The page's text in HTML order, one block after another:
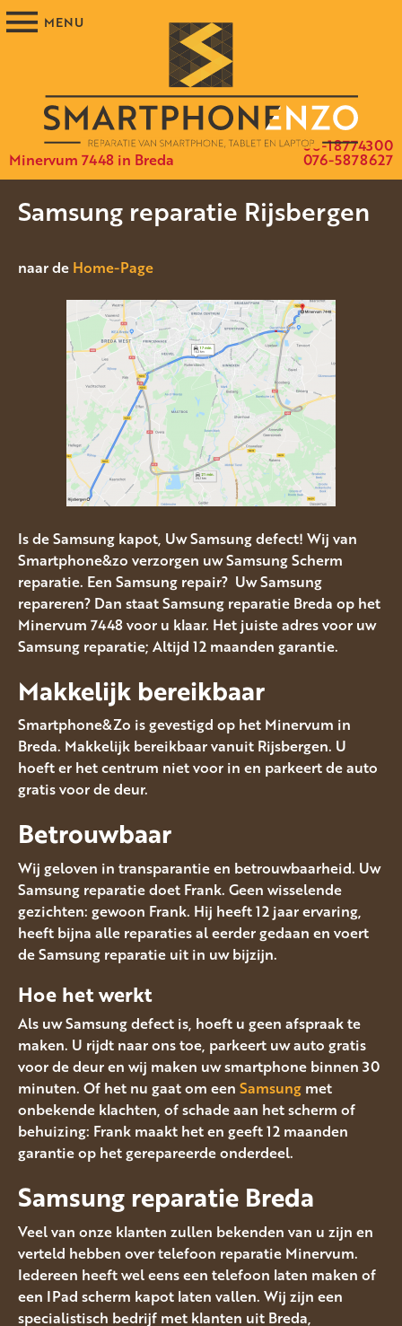
Minervum 7448 in Breda 076-5878627
06-18774300
Samsung reparatie Rijsbergen
naar de Home-Page
Is de Samsung kapot, Uw Samsung defect! Wij van
Smartphone&zo verzorgen uw Samsung Scherm
reparatie. Een Samsung repair? Uw Samsung
repareren? Dan staat Samsung reparatie Breda op het
Minervum 7448 voor u klaar. Het juiste adres voor uw
Samsung reparatie; Altijd 12 maanden garantie.
Makkelijk bereikbaar
Smartphone&Zo is gevestigd op het Minervum in
Breda. Makkelijk bereikbaar vanuit Rijsbergen. U
hoeft er het centrum niet voor in en parkeert de auto
gratis voor de deur.
Betrouwbaar
Wij geloven in transparantie en betrouwbaarheid. Uw
Samsung reparatie doet Frank. Geen wisselende
gezichten: gewoon Frank. Hij heeft 12 jaar ervaring,
heeft bijna alle reparaties al eerder gedaan en voert
de Samsung reparatie uit in uw bijzijn.
Hoe het werkt
Als uw Samsung defect is, hoeft u geen afspraak te
maken. U rijdt naar ons toe, parkeert uw auto gratis
voor de deur en wij maken uw smartphone binnen 30
minuten. Of het nu gaat om een Samsung met
onbekende klachten, of schade aan het scherm of
behuizing: Frank maakt het en geeft 12 maanden
garantie op het gerepareerde onderdeel.
Samsung reparatie Breda
Veel van onze klanten zullen bekenden van u zijn en
verteld hebben over telefoon reparatie Minervum.
Iedereen heeft wel eens een telefoon laten maken of
een IPad scherm kapot laten vallen. Wij zijn een
specialistisch bedrijf met klanten uit Breda,